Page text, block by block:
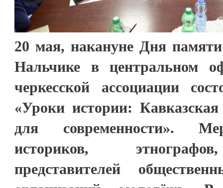
20 мая, накануне Дня
Нальчике в центральном
черкесской ассоциации
«Уроки истории:
для современности».
историков,
представителей